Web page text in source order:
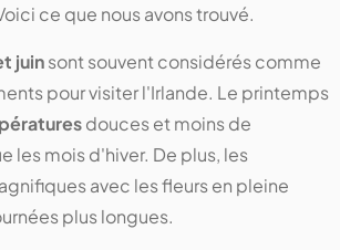
ce que nous avons trouvé.
juinsont souvent considérés comme
pour visiter l'Irlande. Le printemps
douces et moins de
les mois d'hiver. De plus, les
avec les fleurs en pleine
plus longues.